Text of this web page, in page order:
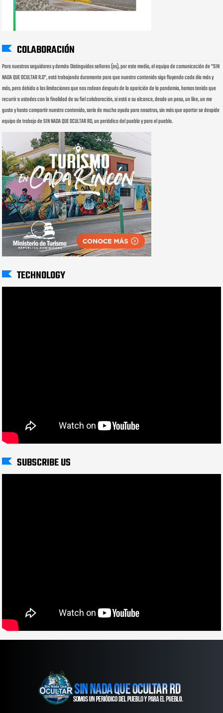
COLABORACIÓN
Para nuestros seguidores y demás: Distinguidos señores (as), por este medio, el equipo de comunicación de "SIN
NADA QUE OCULTAR R.D", está trabajando duramente para que nuestro contenido siga fluyendo cada día más y
más, pero debido a las limitaciones que nos rodean después de la aparición de la pandemia, hemos tenido que
recurrir a ustedes con la finalidad de su fiel colaboración, si está a su alcance, desde un peso, un like, un me
gusta y hasta compartir nuestro contenido, sería de mucha ayuda para nosotros, sin más que aportar se despide
equipo de trabajo de SIN NADA QUE OCULTAR RD, un periódico del pueblo y para el pueblo.
TECHNOLOGY
SUBSCRIBE US